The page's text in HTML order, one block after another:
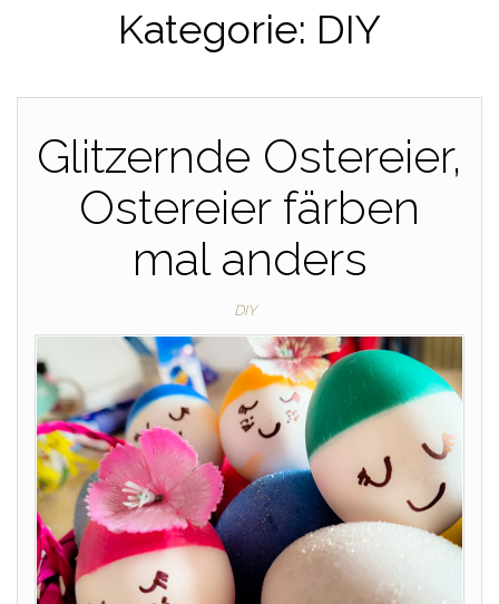
Kategorie: DIY
Glitzernde Ostereier,
Ostereier färben
mal anders
DIY